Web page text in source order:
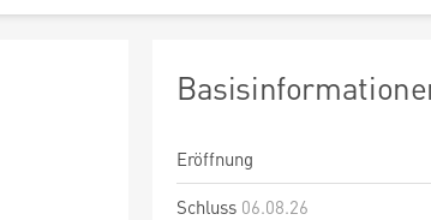
Eröffnung
Schluss 06.08.26